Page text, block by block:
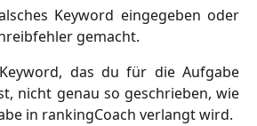
Keyword eingegeben oder
gemacht.
das du für die Aufgabe
nicht genau so geschrieben, wie
in rankingCoach verlangt wird.